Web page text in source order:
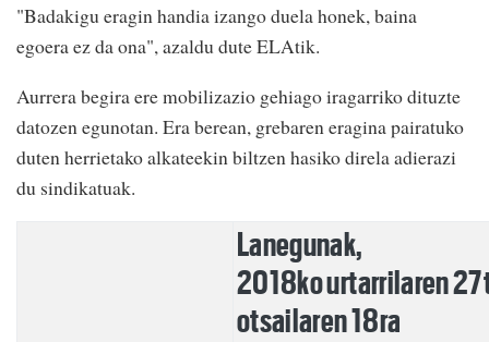
"Badakigu eragin handia izango duela honek, baina
egoera ez da ona", azaldu dute ELAtik.
Aurrera begira ere mobilizazio gehiago iragarriko dituzte
datozen egunotan. Era berean, grebaren eragina pairatuko
duten herrietako alkateekin biltzen hasiko direla adierazi
du sindikatuak.
Lanegunak,
2018ko urtarrilaren
otsailaren 18ra